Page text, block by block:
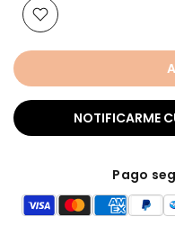
NOTIFICARME
Pago